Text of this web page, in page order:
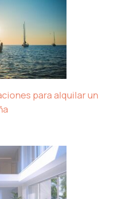
para alquilar un